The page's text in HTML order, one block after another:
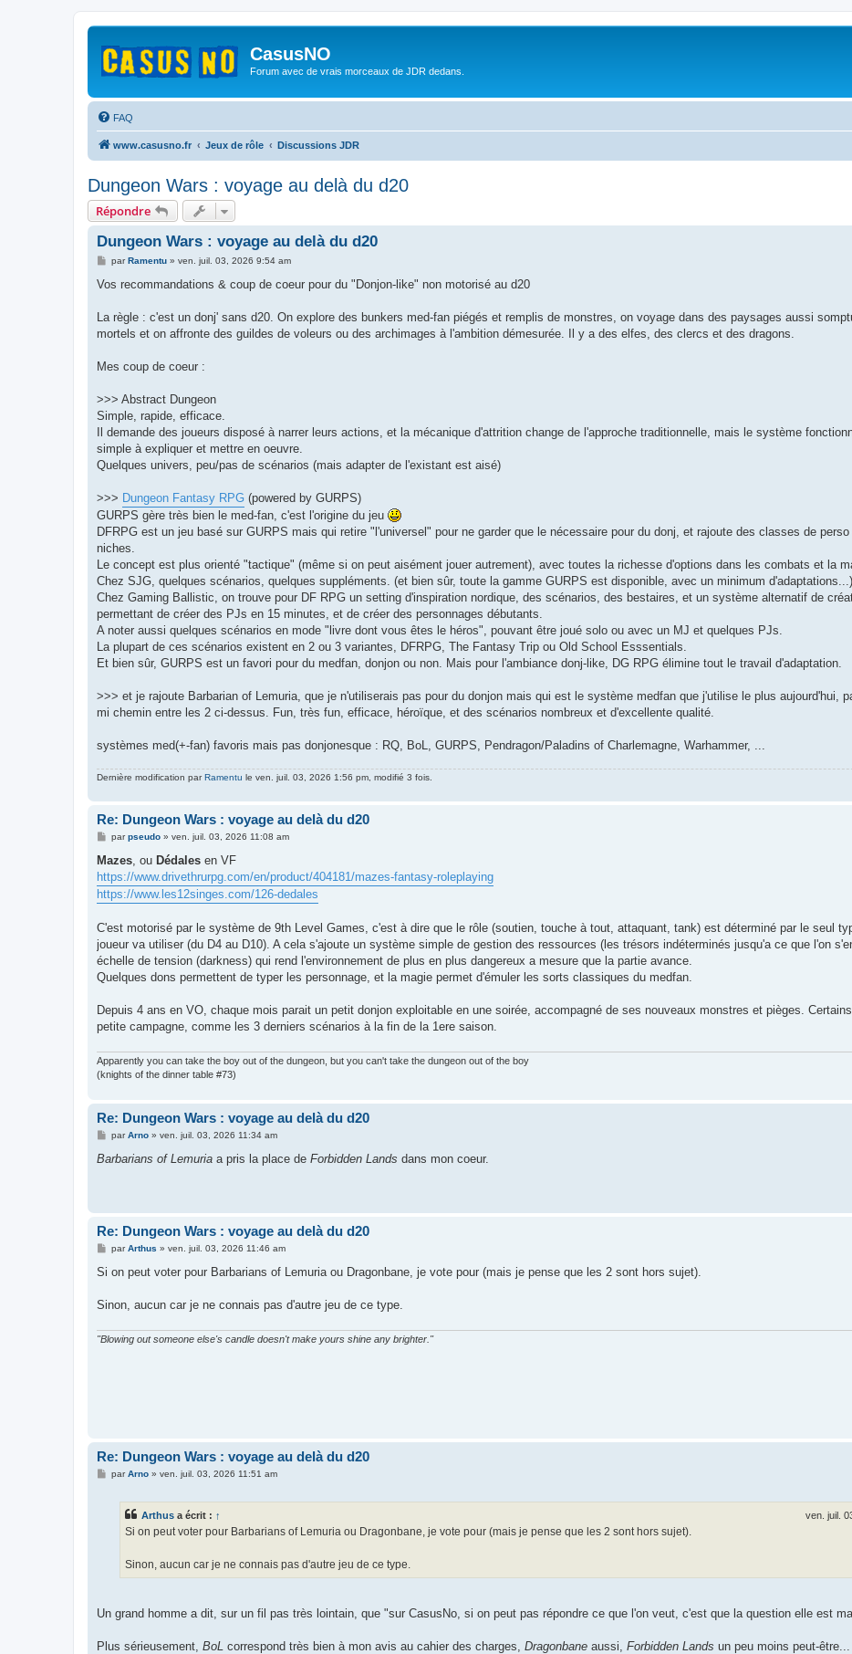
CasusNO
Forum avec de vrais morceaux de JDR dedans.
FAQ
www.casusno.fr Jeux de rôle Discussions JDR
Dungeon Wars : voyage au delà du d20
Répondre
Dungeon Wars : voyage au delà du d20
M
s
g
parRamentu» ven. juil. 03, 2026 9:54 am
Vos recommandations & coup de coeur pour du "Donjon-like" non motorisé au d20
La règle : c'est un donj' sans d20. On explore des bunkers med-fan piégés et remplis de monstres, on voyage dans des paysages aussi
mortels et on affronte des guildes de voleurs ou des archimages à l'ambition démesurée. Il y a des elfes, des clercs et des dragons.
Mes coup de coeur :
>>> Abstract Dungeon
Simple, rapide, efficace.
Il demande des joueurs disposé à narrer leurs actions, et la mécanique d'attrition change de l'approche traditionnelle, mais le système
simple à expliquer et mettre en oeuvre.
Quelques univers, peu/pas de scénarios (mais adapter de l'existant est aisé)
>>> Dungeon Fantasy RPG (powered by GURPS)
GURPS gère très bien le med-fan, c'est l'origine du jeu
DFRPG est un jeu basé sur GURPS mais qui retire "l'universel" pour ne garder que le nécessaire pour du donj, et rajoute des classes de perso
niches.
Le concept est plus orienté "tactique" (même si on peut aisément jouer autrement), avec toutes la richesse d'options dans les combats et la
Chez SJG, quelques scénarios, quelques suppléments. (et bien sûr, toute la gamme GURPS est disponible, avec un minimum d'adaptations...)
Chez Gaming Ballistic, on trouve pour DF RPG un setting d'inspiration nordique, des scénarios, des bestaires, et un système alternatif de
permettant de créer des PJs en 15 minutes, et de créer des personnages débutants.
A noter aussi quelques scénarios en mode "livre dont vous êtes le héros", pouvant être joué solo ou avec un MJ et quelques PJs.
La plupart de ces scénarios existent en 2 ou 3 variantes, DFRPG, The Fantasy Trip ou Old School Esssentials.
Et bien sûr, GURPS est un favori pour du medfan, donjon ou non. Mais pour l'ambiance donj-like, DG RPG élimine tout le travail d'adaptation.
>>> et je rajoute Barbarian of Lemuria, que je n'utiliserais pas pour du donjon mais qui est le système medfan que j'utilise le plus aujourd'hui,
mi chemin entre les 2 ci-dessus. Fun, très fun, efficace, héroïque, et des scénarios nombreux et d'excellente qualité.
systèmes med(+-fan) favoris mais pas donjonesque : RQ, BoL, GURPS, Pendragon/Paladins of Charlemagne, Warhammer, ...
Dernière modification parRamentu le ven. juil. 03, 2026 1:56 pm, modifié 3 fois.
Re: Dungeon Wars : voyage au delà du d20
M
s
a
g
e
parpseudo» ven. juil. 03, 2026 11:08 am
Mazes, ou Dédales en VF
https://www.drivethrurpg.com/en/product/404181/mazes-fantasy-roleplaying
https://www.les12singes.com/126-dedales
C'est motorisé par le système de 9th Level Games, c'est à dire que le rôle (soutien, touche à tout, attaquant, tank) est déterminé par le seul
joueur va utiliser (du D4 au D10). A cela s'ajoute un système simple de gestion des ressources (les trésors indéterminés jusqu'a ce que l'on
échelle de tension (darkness) qui rend l'environnement de plus en plus dangereux a mesure que la partie avance.
Quelques dons permettent de typer les personnage, et la magie permet d'émuler les sorts classiques du medfan.
Depuis 4 ans en VO, chaque mois parait un petit donjon exploitable en une soirée, accompagné de ses nouveaux monstres et pièges.
petite campagne, comme les 3 derniers scénarios à la fin de la 1ere saison.
Apparently you can take the boy out of the dungeon, but you can't take the dungeon out of the boy
(knights of the dinner table #73)
Re: Dungeon Wars : voyage au delà du d20
M
s
parArno» ven. juil. 03, 2026 11:34 am
Barbarians of Lemuria a pris la place de Forbidden Lands dans mon coeur.
Re: Dungeon Wars : voyage au delà du d20
M
s
g
parArthus » ven. juil. 03, 2026 11:46 am
Si on peut voter pour Barbarians of Lemuria ou Dragonbane, je vote pour (mais je pense que les 2 sont hors sujet).
Sinon, aucun car je ne connais pas d'autre jeu de ce type.
"Blowing out someone else's candle doesn't make yours shine any brighter."
Re: Dungeon Wars : voyage au delà du d20
MparArno» ven. juil. 03, 2026 11:51 am
Arthus a écrit : ↑ ven. juil.
Si on peut voter pour Barbarians of Lemuria ou Dragonbane, je vote pour (mais je pense que les 2 sont hors sujet).
Sinon, aucun car je ne connais pas d'autre jeu de ce type.
Un grand homme a dit, sur un fil pas très lointain, que "sur CasusNo, si on peut pas répondre ce que l'on veut, c'est que la question elle est
Plus sérieusement, BoL correspond très bien à mon avis au cahier des charges, Dragonbane aussi, Forbidden Lands un peu moins peut-être...